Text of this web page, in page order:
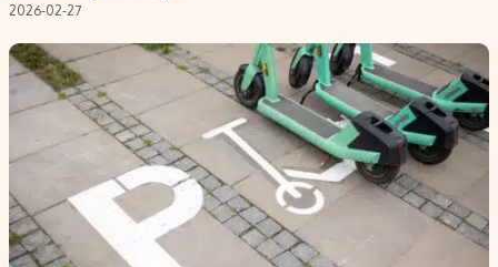
Privatumo politika
Turinio žymėjimo taisyklės
Kontaktai
Regionų naujienos
Indėlių palūkanos
2026-02-27